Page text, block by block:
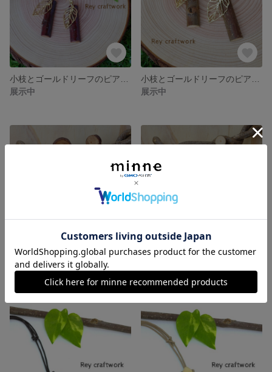
展示中
展示中
サークルツリー𓏸𓐍ピアス
展示中
サークルツリー𓏸𓐍イヤリング
展示中